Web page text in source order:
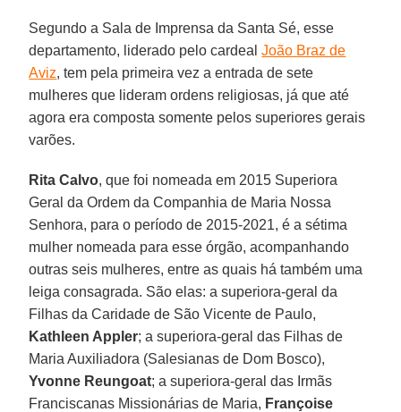
Segundo a Sala de Imprensa da Santa Sé, esse
departamento, liderado pelo cardealJoão Braz de
Aviz, tem pela primeira vez a entrada de sete
mulheres que lideram ordens religiosas, já que até
agora era composta somente pelos superiores gerais
varões.
Rita Calvo, que foi nomeada em 2015 Superiora
Geral da Ordem da Companhia de Maria Nossa
Senhora, para o período de 2015-2021, é a sétima
mulher nomeada para esse órgão, acompanhando
outras seis mulheres, entre as quais há também uma
leiga consagrada. São elas: a superiora-geral da
Filhas da Caridade de São Vicente de Paulo,
Kathleen Appler; a superiora-geral das Filhas de
Maria Auxiliadora (Salesianas de Dom Bosco),
Yvonne Reungoat; a superiora-geral das Irmãs
Franciscanas Missionárias de Maria, Françoise